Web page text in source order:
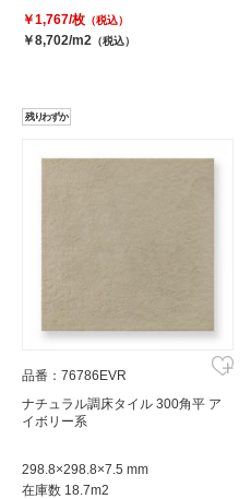
￥1,767/枚 （税込）
￥8,702/m2 （税込）
残りわずか
品番：76786EVR
ナチュラル調床タイル 300角平 ア
イボリー系
298.8×298.8×7.5 mm
在庫数 18.7m2